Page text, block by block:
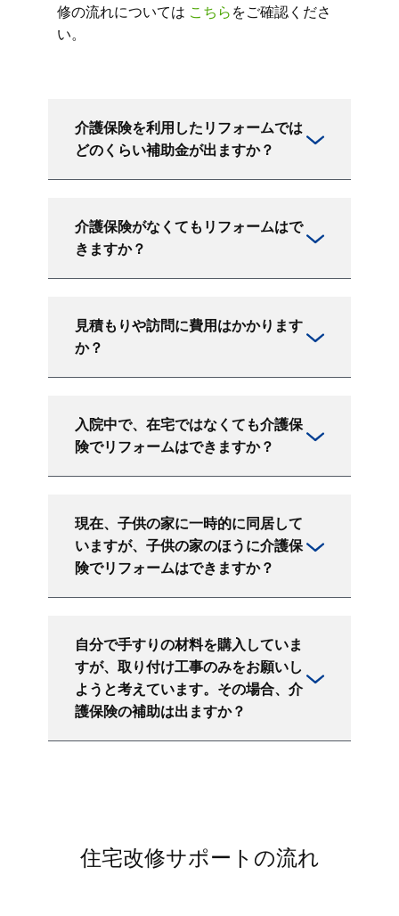
修の流れについては こちらをご確認くださ
い。
介護保険を利用したリフォームでは
どのくらい補助金が出ますか？
介護保険がなくてもリフォームはで
きますか？
見積もりや訪問に費用はかかります
か？
入院中で、在宅ではなくても介護保
険でリフォームはできますか？
現在、子供の家に一時的に同居して
いますが、子供の家のほうに介護保
険でリフォームはできますか？
自分で手すりの材料を購入していま
すが、取り付け工事のみをお願いし
ようと考えています。その場合、介
護保険の補助は出ますか？
住宅改修サポートの流れ